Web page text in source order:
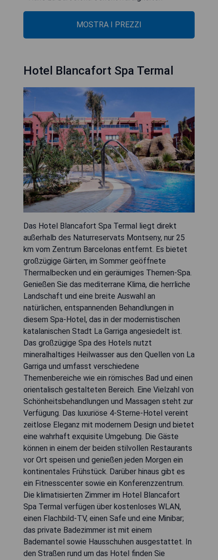
MOSTRA I PREZZI
Hotel Blancafort Spa Termal
Das Hotel Blancafort Spa Termal liegt direkt
außerhalb des Naturreservats Montseny, nur 25
km vom Zentrum Barcelonas entfernt. Es bietet
großzügige Gärten, im Sommer geöffnete
Thermalbecken und ein geräumiges Themen-Spa.
Genießen Sie das mediterrane Klima, die herrliche
Landschaft und eine breite Auswahl an
natürlichen, entspannenden Behandlungen in
diesem Spa-Hotel, das in der modernistischen
katalanischen Stadt La Garriga angesiedelt ist.
Das großzügige Spa des Hotels nutzt
mineralhaltiges Heilwasser aus den Quellen von La
Garriga und umfasst verschiedene
Themenbereiche wie ein römisches Bad und einen
orientalisch gestalteten Bereich. Eine Vielzahl von
Schönheitsbehandlungen und Massagen steht zur
Verfügung. Das luxuriöse 4-Sterne-Hotel vereint
zeitlose Eleganz mit modernem Design und bietet
eine wahrhaft exquisite Umgebung. Die Gäste
können in einem der beiden stilvollen Restaurants
vor Ort speisen und genießen jeden Morgen ein
kontinentales Frühstück. Darüber hinaus gibt es
ein Fitnesscenter sowie ein Konferenzzentrum.
Die klimatisierten Zimmer im Hotel Blancafort
Spa Termal verfügen über kostenloses WLAN,
einen Flachbild-TV, einen Safe und eine Minibar;
das private Badezimmer ist mit einem
Bademantel sowie Hausschuhen ausgestattet. In
den Straßen rund um das Hotel finden Sie